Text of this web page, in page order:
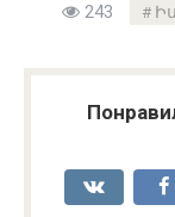
243